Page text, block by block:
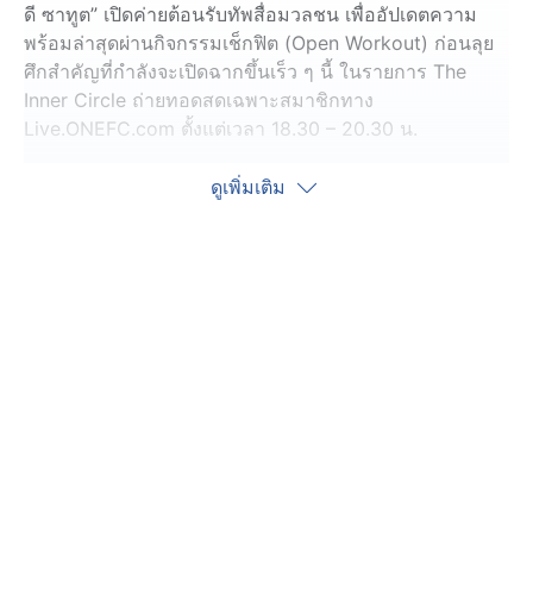
ดี ซาทูต” เปิดค่ายต้อนรับทัพสื่อมวลชน เพื่ออัปเดตความ
พร้อมล่าสุดผ่านกิจกรรมเช็กฟิต (Open Workout) ก่อนลุย
ศึกสำคัญที่กำลังจะเปิดฉากขึ้นเร็ว ๆ นี้ ในรายการ The
Inner Circle ถ่ายทอดสดเฉพาะสมาชิกทาง
Live.ONEFC.com ตั้งแต่เวลา 18.30 – 20.30 น.
เมื่อช่วงบ่ายวันอาทิตย์ที่ 13 มิ.ย. ที่ผ่านมา ทั้ง 3 คนพร้อมใจ
ดูเพิ่มเติม